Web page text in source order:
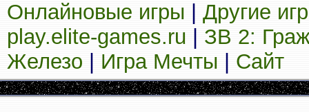
Онлайновые игры
Другие
play.elite-games.ru
ЗВ 2:
Железо
Игра Мечты Сайт